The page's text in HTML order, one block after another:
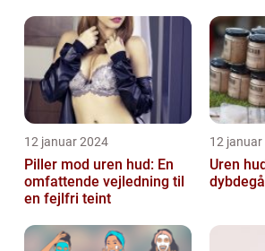
forebyggelse
12 januar 2024
Piller mod uren hud: En
omfattende vejledning til
en fejlfri teint
12
Uren